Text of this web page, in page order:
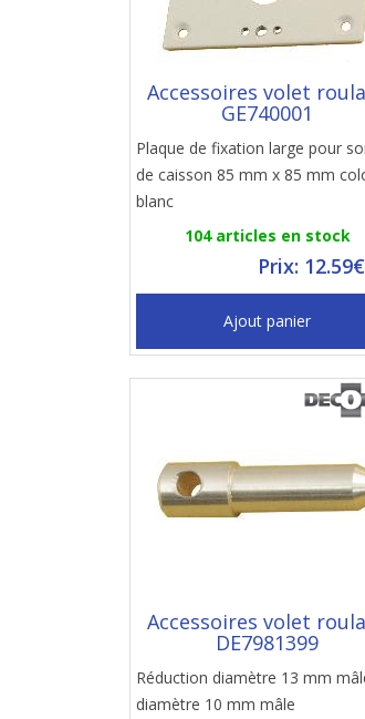
Accessoires volet
GE740001
Plaque de fixation large pour
de caisson 85 mm x 85 mm
blanc
104 articles en stock
Prix:
Ajout panier
Accessoires volet
DE7981399
Réduction diamètre 13 mm
diamètre 10 mm mâle